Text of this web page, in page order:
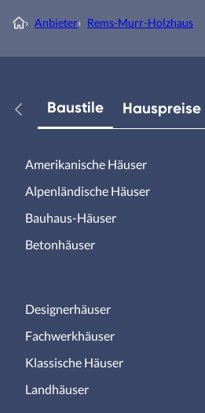
› Anbieter› Rems-Murr-Holzhaus
Baustile Hauspreise
Amerikanische Häuser
Alpenländische Häuser
Bauhaus-Häuser
Betonhäuser
Designerhäuser
Fachwerkhäuser
Klassische Häuser
Landhäuser